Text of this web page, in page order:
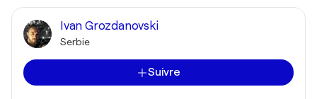
Ivan Grozdanovski
Serbie
Suivre